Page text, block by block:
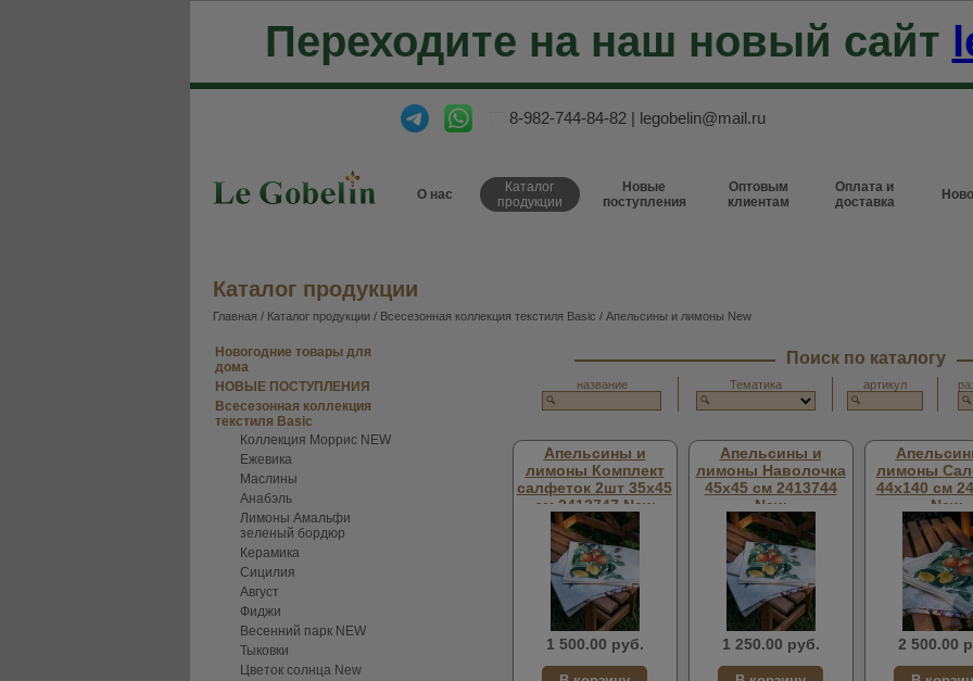
Переходите на наш новый сайт
8-982-744-84-82| legobelin@mail.ru
О нас
Каталог
продукции
Новые
поступления
Оптовым
клиентам
Оплата и
доставка
Каталог продукции
Главная / Каталог продукции/ Всесезонная коллекция текстиля Basic / Апельсины и лимоны New
Новогодние товары для
дома
НОВЫЕ ПОСТУПЛЕНИЯ
Всесезонная коллекция
текстиля Basic
Коллекция Моррис NEW
Ежевика
Маслины
Анабэль
Лимоны Амальфи
зеленый бордюр
Керамика
Сицилия
Август
Фиджи
Весенний парк NEW
Тыковки
Цветок солнца New
Поиск по каталогу
название Тематика артикул
Апельсины и
лимоны Комплект
салфеток 2шт 35х45
см 2413747 New
1 500.00 руб.
Апельсины и
лимоны Наволочка
45х45 см 2413744
New
1 250.00 руб.
лимоны
44х140 см
New
2 500.00